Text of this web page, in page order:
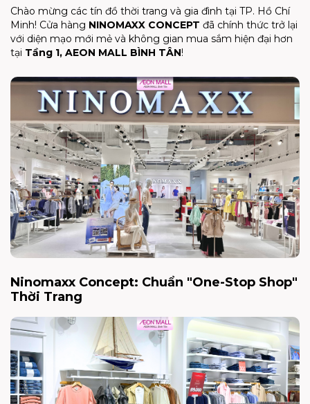
Chào mừng các tín đồ thời trang và gia đình tại TP. Hồ Chí
Minh! Cửa hàng NINOMAXX CONCEPT đã chính thức trở lại
với diện mạo mới mẻ và không gian mua sắm hiện đại hơn
tại Tầng 1, AEON MALL BÌNH TÂN!
Ninomaxx Concept: Chuẩn "One-Stop Shop"
Thời Trang